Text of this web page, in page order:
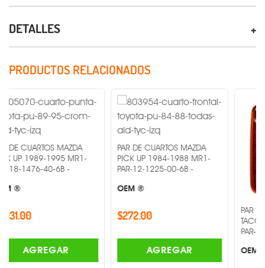
DETALLES
PRODUCTOS RELACIONADOS
MAZDA
1995 MR1-
40-6B -
PAR DE CUARTOS MAZDA
PICK UP 1984-1988 MR1-
PAR-12-1225-00-6B -
AGREGAR
PAR DE
TACOMA
PAR-12-5075-